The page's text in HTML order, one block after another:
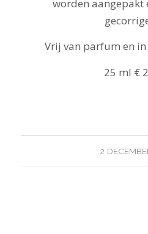
worden aangepakt
Vrij van parfum en
25 ml €
2